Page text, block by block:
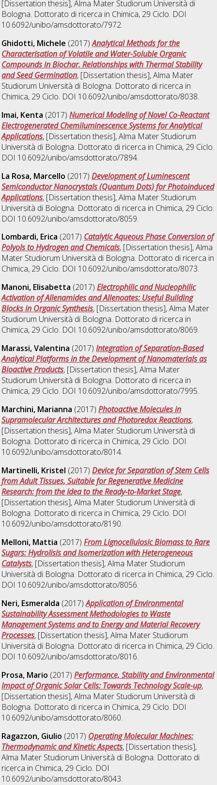
[Dissertation thesis], Alma Mater Studiorum Università di
Bologna. Dottorato di ricerca in Chimica, 29 Ciclo. DOI
10.6092/unibo/amsdottorato/7972.
Ghidotti, Michele (2017)Analytical Methods for the
Characterisation of Volatile and Water-Soluble Organic
Compounds in Biochar. Relationships with Thermal Stability
and Seed Germination, [Dissertation thesis], Alma Mater
Studiorum Università di Bologna. Dottorato di ricerca in
Chimica, 29 Ciclo. DOI 10.6092/unibo/amsdottorato/8038.
Imai, Kenta (2017)Numerical Modeling of Novel Co-Reactant
Electrogenerated Chemiluminescence Systems for Analytical
Applications, [Dissertation thesis], Alma Mater Studiorum
Università di Bologna. Dottorato di ricerca in Chimica, 29 Ciclo.
DOI 10.6092/unibo/amsdottorato/7894.
La Rosa, Marcello (2017)Development of Luminescent
Semiconductor Nanocrystals (Quantum Dots) for Photoinduced
Applications, [Dissertation thesis], Alma Mater Studiorum
Università di Bologna. Dottorato di ricerca in Chimica, 29 Ciclo.
DOI 10.6092/unibo/amsdottorato/8059.
Lombardi, Erica (2017) Catalytic Aqueous Phase Conversion of
Polyols to Hydrogen and Chemicals, [Dissertation thesis], Alma
Mater Studiorum Università di Bologna. Dottorato di ricerca in
Chimica, 29 Ciclo. DOI 10.6092/unibo/amsdottorato/8073.
Manoni, Elisabetta (2017)Electrophilic and Nucleophilic
Activation of Allenamides and Allenoates: Useful Building
Blocks in Organic Synthesis, [Dissertation thesis], Alma Mater
Studiorum Università di Bologna. Dottorato di ricerca in
Chimica, 29 Ciclo. DOI 10.6092/unibo/amsdottorato/8069.
Marassi, Valentina (2017)Integration of Separation-Based
Analytical Platforms in the Development of Nanomaterials as
Bioactive Products, [Dissertation thesis], Alma Mater
Studiorum Università di Bologna. Dottorato di ricerca in
Chimica, 29 Ciclo. DOI 10.6092/unibo/amsdottorato/7995.
Marchini, Marianna (2017)Photoactive Molecules in
Supramolecular Architectures and Photoredox Reactions,
[Dissertation thesis], Alma Mater Studiorum Università di
Bologna. Dottorato di ricerca in Chimica, 29 Ciclo. DOI
10.6092/unibo/amsdottorato/8014.
Martinelli, Kristel (2017)Device for Separation of Stem Cells
from Adult Tissues, Suitable for Regenerative Medicine
Research: from the Idea to the Ready-to-Market Stage,
[Dissertation thesis], Alma Mater Studiorum Università di
Bologna. Dottorato di ricerca in Chimica, 29 Ciclo. DOI
10.6092/unibo/amsdottorato/8190.
Melloni, Mattia (2017)From Lignocellulosic Biomass to Rare
Sugars: Hydrolisis and Isomerization with Heterogeneous
Catalysts, [Dissertation thesis], Alma Mater Studiorum
Università di Bologna. Dottorato di ricerca in Chimica, 29 Ciclo.
DOI 10.6092/unibo/amsdottorato/8056.
Neri, Esmeralda (2017)Application of Environmental
Sustainability Assessment Methodologies to Waste
Management Systems and to Energy and Material Recovery
Processes, [Dissertation thesis], Alma Mater Studiorum
Università di Bologna. Dottorato di ricerca in Chimica, 29 Ciclo.
DOI 10.6092/unibo/amsdottorato/8016.
Prosa, Mario (2017)Performance, Stability and Environmental
Impact of Organic Solar Cells: Towards Technology Scale-up,
[Dissertation thesis], Alma Mater Studiorum Università di
Bologna. Dottorato di ricerca in Chimica, 29 Ciclo. DOI
10.6092/unibo/amsdottorato/8060.
Ragazzon, Giulio (2017) Operating Molecular Machines:
Thermodynamic and Kinetic Aspects, [Dissertation thesis],
Alma Mater Studiorum Università di Bologna. Dottorato di
ricerca in Chimica, 29 Ciclo. DOI
10.6092/unibo/amsdottorato/8043.